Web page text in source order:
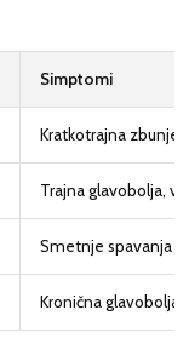
Simptomi
Kratkotrajna
Trajna glavobolja,
Smetnje spavanja
Kronična